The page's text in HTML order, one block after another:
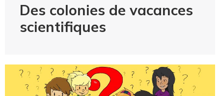
Des colonies de vacances
scientifiques